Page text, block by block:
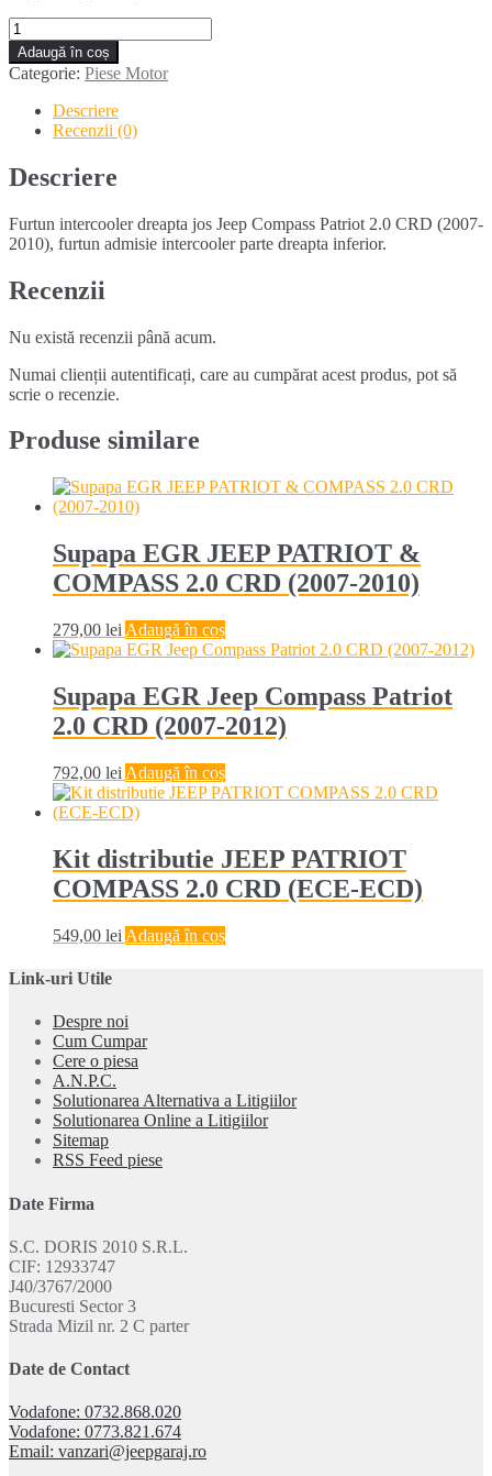
Cantitate
Furtun
intercooler
dreapta
Jeep
Compass
Patriot
2.0
Adaugă în coș
Categorie: Piese Motor
Descriere
Recenzii (0)
Descriere
Furtun intercooler dreapta jos Jeep Compass Patriot 2.0 CRD (2007-
2010), furtun admisie intercooler parte dreapta inferior.
Recenzii
Nu există recenzii până acum.
Numai clienții autentificați, care au cumpărat acest produs, pot să
scrie o recenzie.
Produse similare
Supapa EGR JEEP PATRIOT &
COMPASS 2.0 CRD (2007-2010)
279,00 lei Adaugă în coș
Supapa EGR Jeep Compass Patriot
2.0 CRD (2007-2012)
792,00 lei Adaugă în coș
Kit distributie JEEP PATRIOT
COMPASS 2.0 CRD (ECE-ECD)
549,00 lei Adaugă în coș
Link-uri Utile
Despre noi
Cum Cumpar
Cere o piesa
A.N.P.C.
Solutionarea Alternativa a Litigiilor
Solutionarea Online a Litigiilor
Sitemap
RSS Feed piese
Date Firma
S.C. DORIS 2010 S.R.L.
CIF: 12933747
J40/3767/2000
Bucuresti Sector 3
Strada Mizil nr. 2 C parter
Date de Contact
Vodafone: 0732.868.020
Vodafone: 0773.821.674
Email: vanzari@jeepgaraj.ro